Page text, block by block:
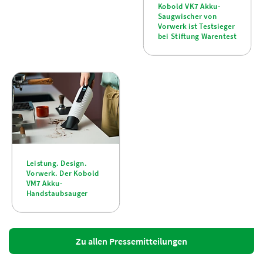
Kobold VK7 Akku-
Saugwischer von
Vorwerk ist Testsieger
bei Stiftung Warentest
Leistung. Design.
Vorwerk. Der Kobold
VM7 Akku-
Handstaubsauger
Zu allen Pressemitteilungen